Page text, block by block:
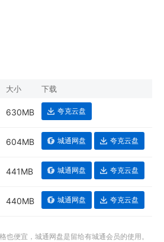
大小 下载
630MB 夸克云盘
604MB 城通网盘 夸克云盘
441MB 城通网盘 夸克云盘
440MB 城通网盘 夸克云盘
也便宜，城通网盘是留给有城通会员的使用。